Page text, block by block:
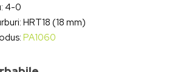
4-0
HRT18 (18 mm)
PA1060